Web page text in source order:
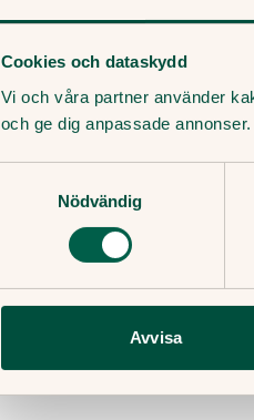
Cookies och dataskydd
Vi och våra partner använder
och ge dig anpassade annonser.
Nödvändig
Avvisa
lungemboli
plötsligt
plötslig
hosta
hög puls
Vad
till en